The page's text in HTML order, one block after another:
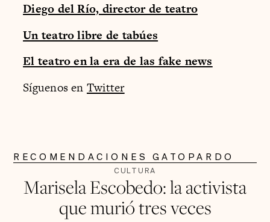
Diego del Río, director de teatro
Un teatro libre de tabúes
El teatro en la era de las fake news
Síguenos en Twitter
RECOMENDACIONES GATOPARDO
CULTURA
Marisela Escobedo: la activista
que murió tres veces